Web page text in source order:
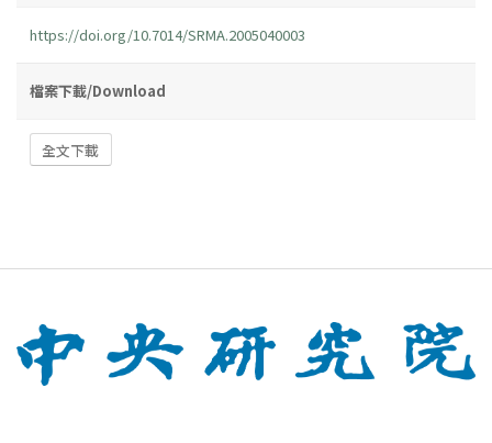
https://doi.org/10.7014/SRMA.2005040003
檔案下載/Download
全文下載